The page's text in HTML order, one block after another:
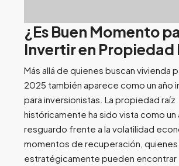
¿Es Buen Momento
Invertir en Propiedad
Más allá de quienes buscan vivienda
2025 también aparece como un año
para inversionistas. La propiedad raíz
históricamente ha sido vista como
resguardo frente a la volatilidad
momentos de recuperación,
estratégicamente pueden encontrar